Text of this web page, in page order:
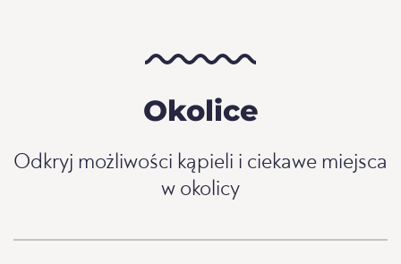
Okolice
Odkryj możliwości kąpieli i ciekawe miejsca
w okolicy